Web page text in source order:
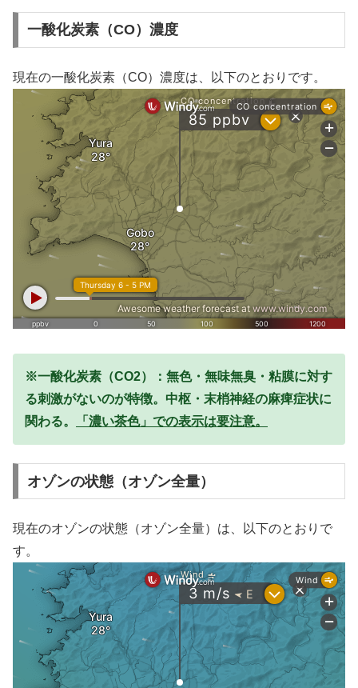
一酸化炭素（CO）濃度
現在の一酸化炭素（CO）濃度は、以下のとおりです。
※一酸化炭素（CO2）：無色・無味無臭・粘膜に対す
る刺激がないのが特徴。中枢・末梢神経の麻痺症状に
関わる。
「濃い茶色」での表示は要注意。
オゾンの状態（オゾン全量）
現在のオゾンの状態（オゾン全量）は、以下のとおりで
す。